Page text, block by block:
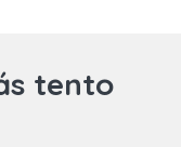
tento